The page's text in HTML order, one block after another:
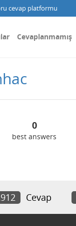
cevap platformu
Cevaplanmamış
0
best answers
Cevap